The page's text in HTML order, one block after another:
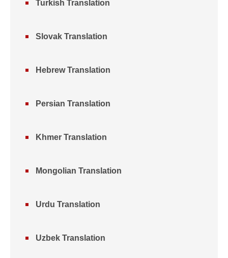
Turkish Translation
Slovak Translation
Hebrew Translation
Persian Translation
Khmer Translation
Mongolian Translation
Urdu Translation
Uzbek Translation